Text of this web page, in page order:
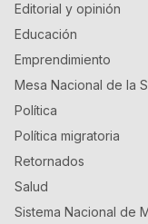
Editorial y opinión
Educación
Emprendimiento
Mesa Nacional de la
Política
Política migratoria
Retornados
Salud
Sistema Nacional de